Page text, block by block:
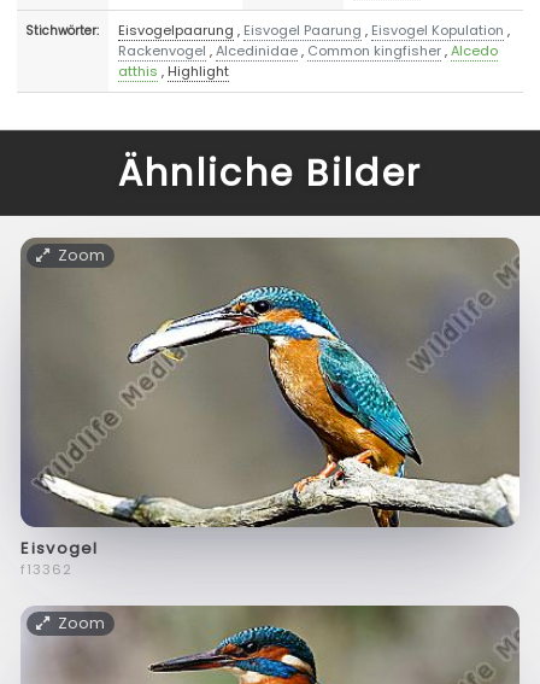
Stichwörter: Eisvogelpaarung , Eisvogel Paarung , Eisvogel Kopulation ,
Rackenvogel ,Alcedinidae, Common kingfisher,Alcedo
atthis , Highlight
Ähnliche Bilder
Zoom
Eisvogel
f13362
Zoom